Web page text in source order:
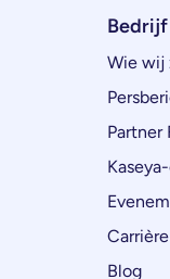
Bedrijf
Wie wij
Partner
Carrière
Blog